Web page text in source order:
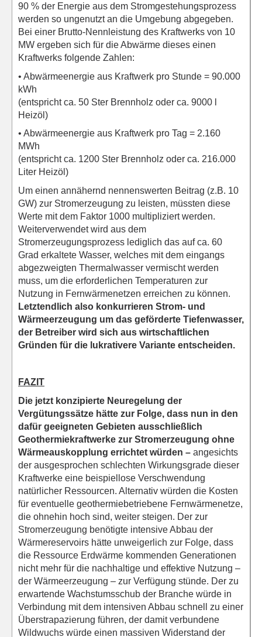
90 % der Energie aus dem Stromgestehungsprozess
werden so ungenutzt an die Umgebung abgegeben.
Bei einer Brutto-Nennleistung des Kraftwerks von 10
MW ergeben sich für die Abwärme dieses einen
Kraftwerks folgende Zahlen:
• Abwärmeenergie aus Kraftwerk pro Stunde = 90.000
kWh
(entspricht ca. 50 Ster Brennholz oder ca. 9000 l
Heizöl)
• Abwärmeenergie aus Kraftwerk pro Tag = 2.160
MWh
(entspricht ca. 1200 Ster Brennholz oder ca. 216.000
Liter Heizöl)
Um einen annähernd nennenswerten Beitrag (z.B. 10
GW) zur Stromerzeugung zu leisten, müssten diese
Werte mit dem Faktor 1000 multipliziert werden.
Weiterverwendet wird aus dem
Stromerzeugungsprozess lediglich das auf ca. 60
Grad erkaltete Wasser, welches mit dem eingangs
abgezweigten Thermalwasser vermischt werden
muss, um die erforderlichen Temperaturen zur
Nutzung in Fernwärmenetzen erreichen zu können.
Letztendlich also konkurrieren Strom- und
Wärmeerzeugung um das geförderte Tiefenwasser,
der Betreiber wird sich aus wirtschaftlichen
Gründen für die lukrativere Variante entscheiden.
FAZIT
Die jetzt konzipierte Neuregelung der
Vergütungssätze hätte zur Folge, dass nun in den
dafür geeigneten Gebieten ausschließlich
Geothermiekraftwerke zur Stromerzeugung ohne
Wärmeauskopplung errichtet würden – angesichts
der ausgesprochen schlechten Wirkungsgrade dieser
Kraftwerke eine beispiellose Verschwendung
natürlicher Ressourcen. Alternativ würden die Kosten
für eventuelle geothermiebetriebene Fernwärmenetze,
die ohnehin hoch sind, weiter steigen. Der zur
Stromerzeugung benötigte intensive Abbau der
Wärmereservoirs hätte unweigerlich zur Folge, dass
die Ressource Erdwärme kommenden Generationen
nicht mehr für die nachhaltige und effektive Nutzung –
der Wärmeerzeugung – zur Verfügung stünde. Der zu
erwartende Wachstumsschub der Branche würde in
Verbindung mit dem intensiven Abbau schnell zu einer
Überstrapazierung führen, der damit verbundene
Wildwuchs würde einen massiven Widerstand der